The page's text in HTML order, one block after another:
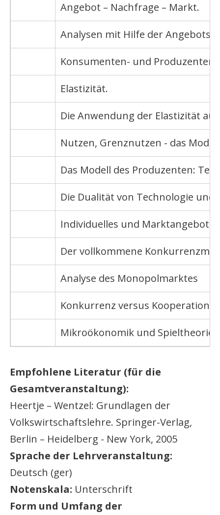
Angebot – Nachfrage – Markt.
Analysen mit Hilfe der Angebots-
Konsumenten- und
Elastizität.
Die Anwendung der Elastizität
Nutzen, Grenznutzen - das
Das Modell des Produzenten:
Die Dualität von Technologie
Individuelles und Marktangebot
Der vollkommene
Analyse des Monopolmarktes
Konkurrenz versus Kooperation
Mikroökonomik und Spieltheorie
Empfohlene Literatur (für die
Gesamtveranstaltung):
Heertje – Wentzel: Grundlagen der
Volkswirtschaftslehre. Springer-Verlag,
Berlin – Heidelberg - New York, 2005
Sprache der Lehrveranstaltung:
Deutsch (ger)
Notenskala: Unterschrift
Form und Umfang der